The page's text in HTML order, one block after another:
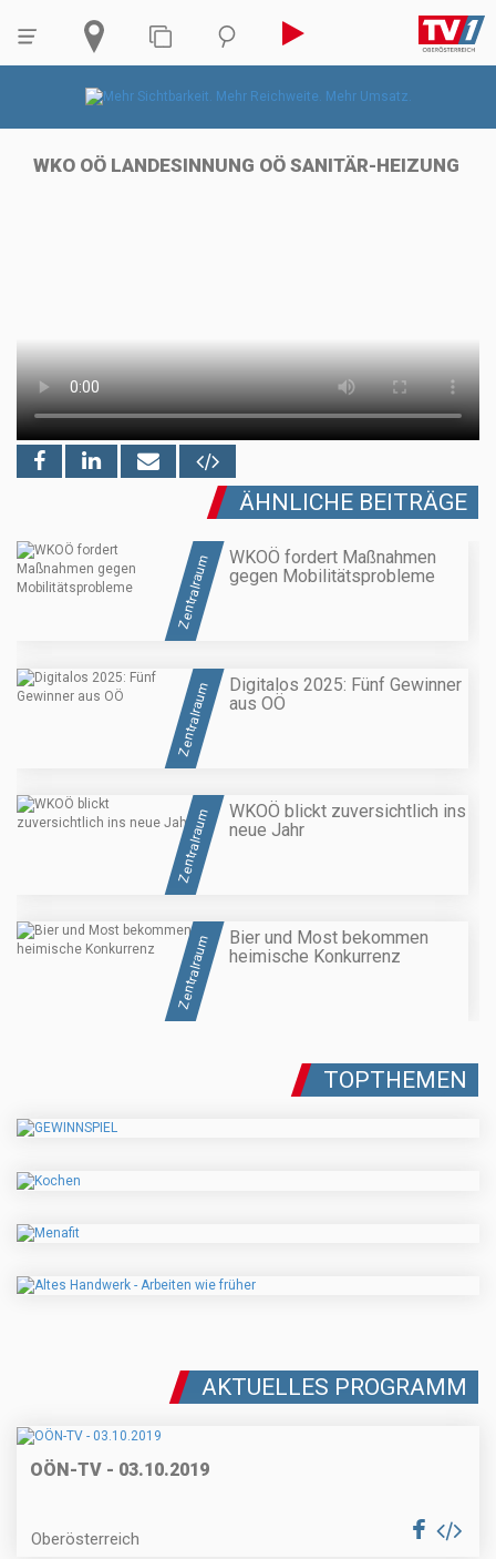
WKO OÖ LANDESINNUNG OÖ SANITÄR-HEIZUNG
ÄHNLICHE BEITRÄGE
Zentralraum
WKOÖ fordert Maßnahmen
gegen Mobilitätsprobleme
Zentralraum
Digitalos 2025: Fünf Gewinner
aus OÖ
Zentralraum
WKOÖ blickt zuversichtlich ins
neue Jahr
Zentralraum
Bier und Most bekommen
heimische Konkurrenz
TOPTHEMEN
AKTUELLES PROGRAMM
OÖN-TV - 03.10.2019
Oberösterreich